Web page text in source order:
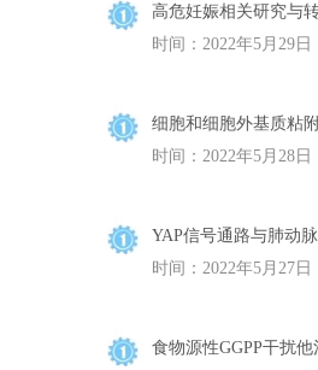
高危妊娠相关研究与
时间：2022年5月29
细胞和细胞外基质粘
时间：2022年5月28
YAP信号通路与肺动
时间：2022年5月27
食物源性GGPP干扰